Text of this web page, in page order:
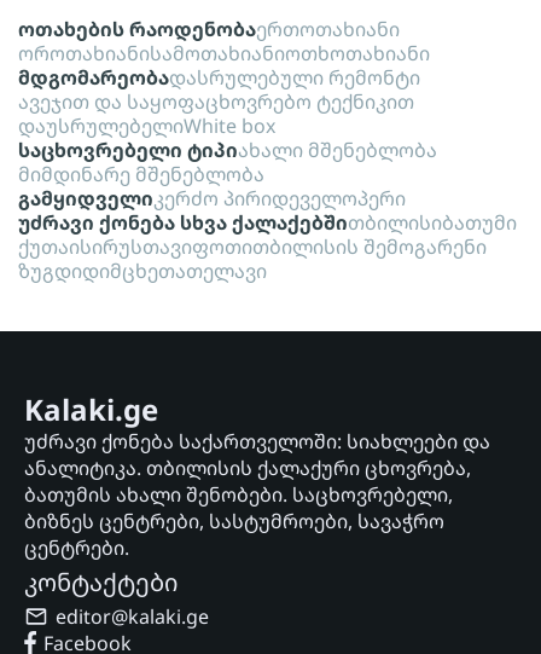
ოთახების რაოდენობაერთოთახიანი
ოროთახიანისამოთახიანიოთხოთახიანი
მდგომარეობადასრულებული რემონტი
ავეჯით და საყოფაცხოვრებო ტექნიკით
დაუსრულებელიWhite box
საცხოვრებელი ტიპიახალი მშენებლობა
მიმდინარე მშენებლობა
გამყიდველიკერძო პირიდეველოპერი
უძრავი ქონება სხვა ქალაქებშითბილისიბათუმი
ქუთაისირუსთავიფოთითბილისის შემოგარენი
ზუგდიდიმცხეთათელავი
Kalaki.ge
უძრავი ქონება საქართველოში: სიახლეები და
ანალიტიკა. თბილისის ქალაქური ცხოვრება,
ბათუმის ახალი შენობები. საცხოვრებელი,
ბიზნეს ცენტრები, სასტუმროები, სავაჭრო
ცენტრები.
კონტაქტები
editor@kalaki.ge
Facebook